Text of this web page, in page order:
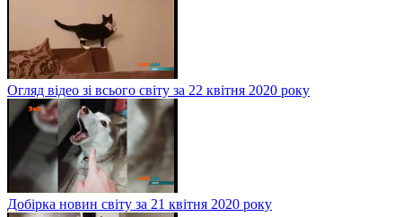
Огляд відео зі всього світу за 22 квітня 2020 року
Добірка новин світу за 21 квітня 2020 року